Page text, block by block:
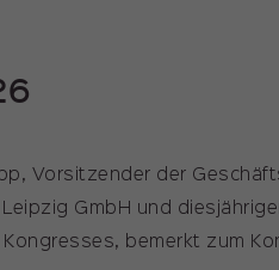
Vorsitzender der
Leipzig GmbH und
Kongresses, bemerkt zum